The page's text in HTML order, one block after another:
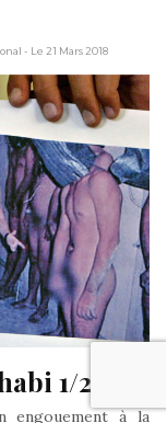
- Le 21 Mars 2018
1/2
engouement à la